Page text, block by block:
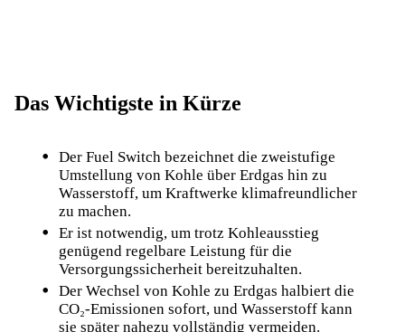
Das Wichtigste in Kürze
Der Fuel Switch bezeichnet die zweistufige
Umstellung von Kohle über Erdgas hin zu
Wasserstoff, um Kraftwerke klimafreundlicher
zu machen.
Er ist notwendig, um trotz Kohleausstieg
genügend regelbare Leistung für die
Versorgungssicherheit bereitzuhalten.
Der Wechsel von Kohle zu Erdgas halbiert die
CO₂‑Emissionen sofort, und Wasserstoff kann
sie später nahezu vollständig vermeiden.